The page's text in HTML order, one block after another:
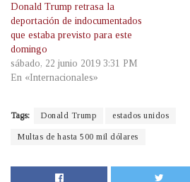
Donald Trump retrasa la
deportación de indocumentados
que estaba previsto para este
domingo
sábado, 22 junio 2019 3:31 PM
En «Internacionales»
Tags: Donald Trump estados unidos
Multas de hasta 500 mil dólares